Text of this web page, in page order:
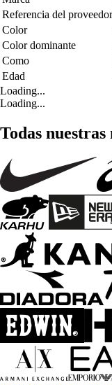
Referencia del proveedor
Color
Color dominante
Como
Edad
Loading...
Loading...
Todas nuestras